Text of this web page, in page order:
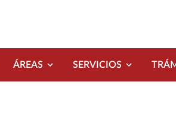
ÁREAS SERVICIOS